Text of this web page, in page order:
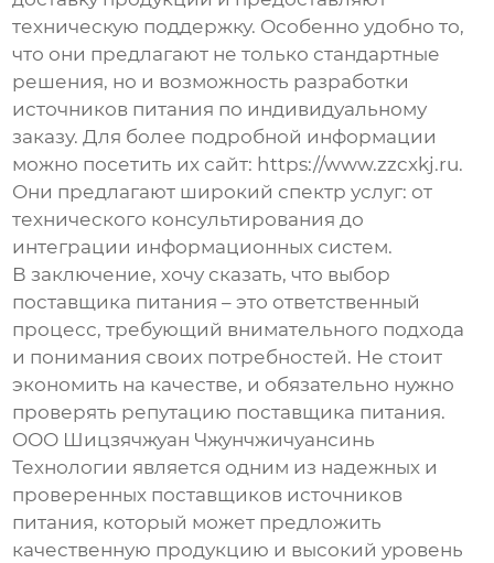
техническую поддержку. Особенно удобно то,
что они предлагают не только стандартные
решения, но и возможность разработки
источников питания по индивидуальному
заказу. Для более подробной информации
можно посетить их сайт: https://www.zzcxkj.ru.
Они предлагают широкий спектр услуг: от
технического консультирования до
интеграции информационных систем.
В заключение, хочу сказать, что выбор
поставщика питания – это ответственный
процесс, требующий внимательного подхода
и понимания своих потребностей. Не стоит
экономить на качестве, и обязательно нужно
проверять репутацию поставщика питания.
ООО Шицзячжуан Чжунчжичуансинь
Технологии является одним из надежных и
проверенных поставщиков источников
питания, который может предложить
качественную продукцию и высокий уровень